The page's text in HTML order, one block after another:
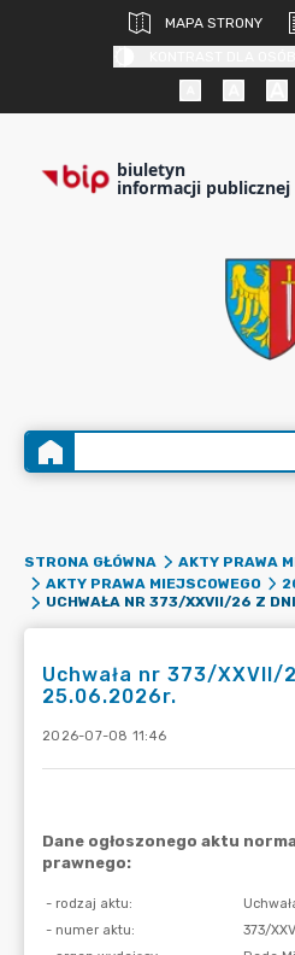
MAPA STRONY
biuletyn
informacji publicznej
STRONA GŁÓWNA
AKTY PRAWA
AKTY PRAWA MIEJSCOWEGO
Uchwała nr 373/XXVII/
25.06.2026r.
2026-07-08 11:46